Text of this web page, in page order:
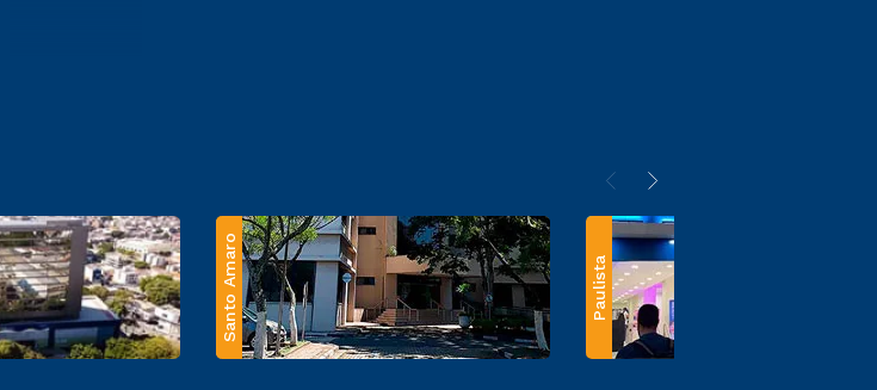
Santo Amaro Paulista